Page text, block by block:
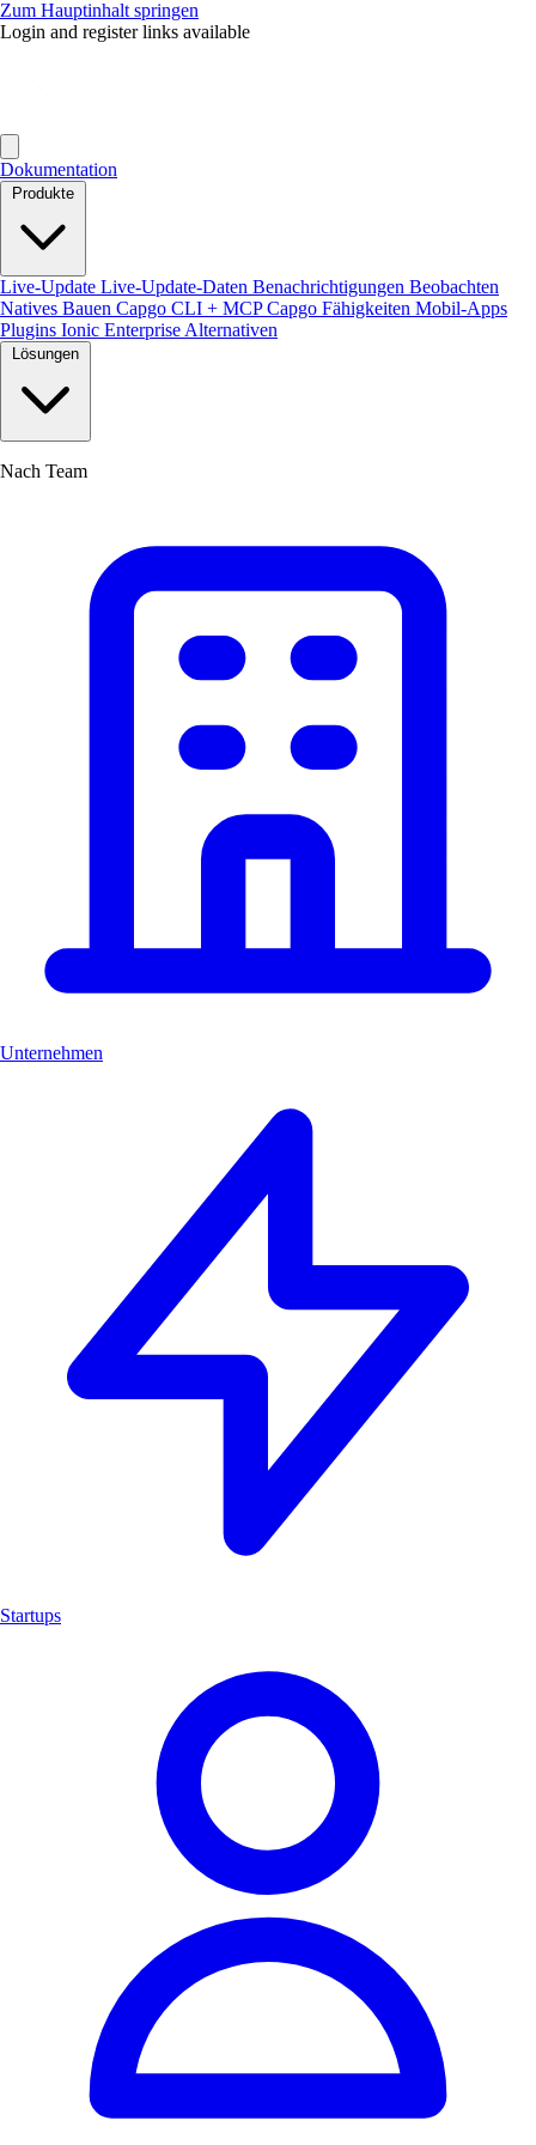
Zum Hauptinhalt springen
Login and register links available
Dokumentation
Produkte
Live-Update Live-Update-Daten Benachrichtigungen Beobachten
Natives Bauen Capgo CLI + MCPCapgo Fähigkeiten Mobil-Apps
Plugins Ionic Enterprise Alternativen
Lösungen
Nach Team
Unternehmen
Startups